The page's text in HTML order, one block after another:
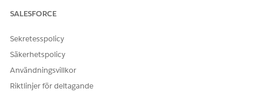
Vattenfallsbeständighet lagrar värderingsloggarna på ett
strukturerat sätt i Salesforce-databasen.
Värderingsvattenfallsloggar samlar in sekvensen av
värderingsbeslut som tillämpas under körning för effektiv
spårning och hämtning av värderingsinformation.
SALESFORCE
Sekretesspolicy
Säkerhetspolicy
Användningsvillkor
Riktlinjer för deltagande